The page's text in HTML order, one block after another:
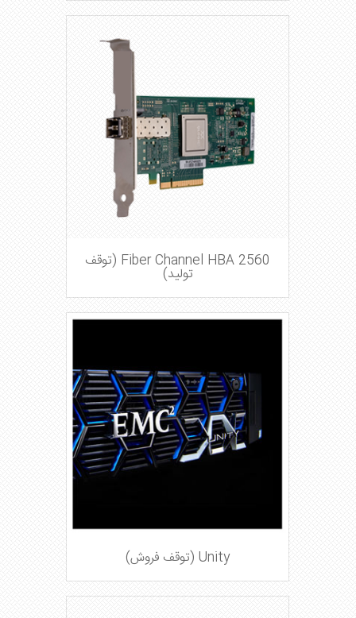
Fiber Channel HBA 2560 (توقف
تولید)
Unity (توقف فروش)